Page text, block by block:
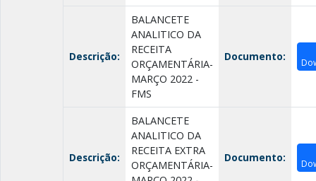
Descrição:
BALANCETE
ANALITICO DA
RECEITA
ORÇAMENTÁRIA-
MARÇO 2022 -
FMS
Documento:
Descrição:
BALANCETE
ANALITICO DA
RECEITA EXTRA
ORÇAMENTÁRIA-
Documento: